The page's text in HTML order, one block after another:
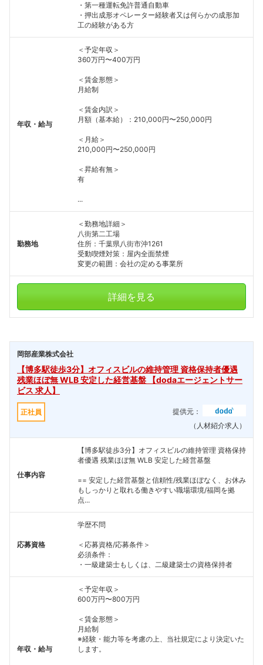
・第一種運転免許普通自動車
・押出成形オペレーター経験者又は何らかの成形加
工の経験がある方
年収・給与
＜予定年収＞
360万円〜400万円
＜賃金形態＞
月給制
＜賃金内訳＞
月額（基本給）：210,000円〜250,000円
＜月給＞
210,000円〜250,000円
＜昇給有無＞
有
...
勤務地
＜勤務地詳細＞
八街第二工場
住所：千葉県八街市沖1261
受動喫煙対策：屋内全面禁煙
変更の範囲：会社の定める事業所
詳細を見る
岡部産業株式会社
【博多駅徒歩3分】オフィスビルの維持管理 資格保持者優遇
残業ほぼ無 WLB 安定した経営基盤 【dodaエージェントサー
ビス 求人】
正社員
提供元：
（人材紹介求人）
仕事内容
【博多駅徒歩3分】オフィスビルの維持管理 資格保持
者優遇 残業ほぼ無 WLB 安定した経営基盤
== 安定した経営基盤と信頼性/残業ほぼなく、お休み
もしっかりと取れる働きやすい職場環境/福岡を拠
点...
応募資格
学歴不問
＜応募資格/応募条件＞
必須条件：
・一級建築士もしくは、二級建築士の資格保持者
年収・給与
＜予定年収＞
600万円〜800万円
＜賃金形態＞
月給制
※経験・能力等を考慮の上、当社規定により決定いた
します。